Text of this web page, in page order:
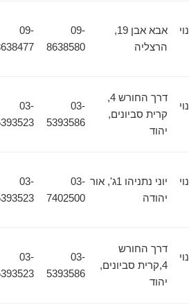
אבא אבן 19,
הרצליה
09-
8638580
09-
8638477
דרך החורש 4,
קרית סביונים,
יהוד
03-
5393586
03-
5393523
יוני נתניהו 1ג', אור
יהודה
03-
7402500
03-
5393523
דרך החורש
4,קרית סביונים,
יהוד
03-
5393586
03-
5393523